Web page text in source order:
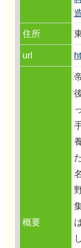
住所
url
概要